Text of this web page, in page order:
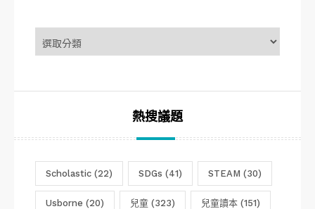
章
分
熱搜議題
Scholastic (22) SDGs (41) STEAM (30)
Usborne (20) 兒童 (323) 兒童讀本 (151)